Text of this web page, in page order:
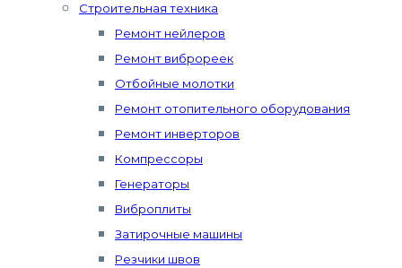
Строительная техника
Ремонт нейлеров
Ремонт виброреек
Отбойные молотки
Ремонт отопительного оборудования
Ремонт инверторов
Компрессоры
Генераторы
Виброплиты
Затирочные машины
Резчики швов